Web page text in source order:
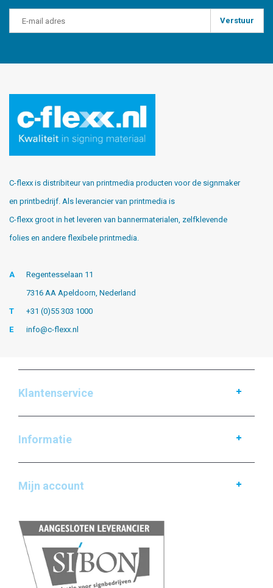
Verstuur
C-flexx is distribiteur van printmedia producten voor de signmaker
en printbedrijf. Als leverancier van printmedia is
C-flexx groot in het leveren van bannermaterialen, zelfklevende
folies en andere flexibele printmedia.
A
Regentesselaan 11
7316 AA Apeldoorn, Nederland
T
+31 (0)55 303 1000
E
info@c-flexx.nl
Klantenservice
Informatie
Mijn account